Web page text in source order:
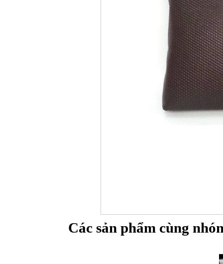
Túi đựng iPad
Túi đựng
Bao da Samsung
Các sản phẩm cùng